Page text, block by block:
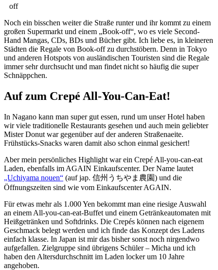
off
Noch ein bisschen weiter die Straße runter und ihr kommt zu einem
großen Supermarkt und einem „Book-off“, wo es viele Second-
Hand Mangas, CDs, BDs und Bücher gibt. Ich liebe es, in kleineren
Städten die Regale von Book-off zu durchstöbern. Denn in Tokyo
und anderen Hotspots von ausländischen Touristen sind die Regale
immer sehr durchsucht und man findet nicht so häufig die super
Schnäppchen.
Auf zum Crepé All-You-Can-Eat!
In Nagano kann man super gut essen, rund um unser Hotel haben
wir viele traditionelle Restaurants gesehen und auch mein geliebter
Mister Donut war gegenüber auf der anderen Straßenaeite.
Frühstücks-Snacks waren damit also schon einmal gesichert!
Aber mein persönliches Highlight war ein Crepé All-you-can-eat
Laden, ebenfalls im AGAIN Einkaufscenter. Der Name lautet
„Uchiyama nouen“ (auf jap. 信州うちやま農園) und die
Öffnungszeiten sind wie vom Einkaufscenter AGAIN.
Für etwas mehr als 1.000 Yen bekommt man eine riesige Auswahl
an einem All-you-can-eat-Buffet und einem Getränkeautomaten mit
Heißgetränken und Softdrinks. Die Crepés können nach eigenem
Geschmack belegt werden und ich finde das Konzept des Ladens
einfach klasse. In Japan ist mir das bisher sonst noch nirgendwo
aufgefallen. Zielgruppe sind übrigens Schüler – Micha und ich
haben den Altersdurchschnitt im Laden locker um 10 Jahre
angehoben.